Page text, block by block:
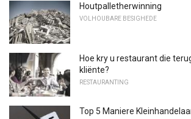
Houtpalletherwinning
VOLHOUBARE BESIGHEDE
Hoe kry u restaurant die
kliënte?
RESTAURANTING
Top 5 Maniere